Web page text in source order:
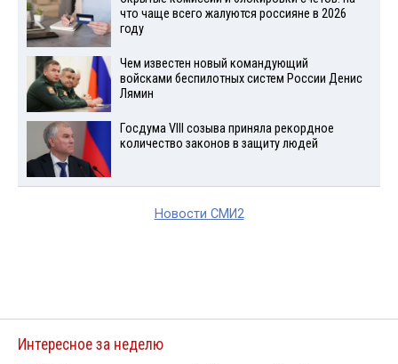
что чаще всего жалуются россияне в 2026
году
Чем известен новый командующий
войсками беспилотных систем России Денис
Лямин
Госдума VIII созыва приняла рекордное
количество законов в защиту людей
Новости СМИ2
Интересное за неделю